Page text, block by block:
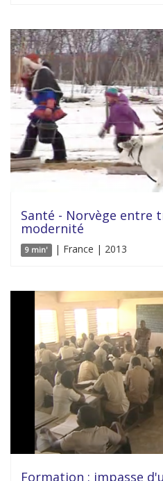
Santé - Norvège entre
modernité
9 min' | France | 2013
Formation : impasse